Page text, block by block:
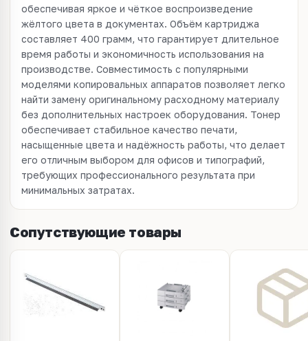
обеспечивая яркое и чёткое воспроизведение
жёлтого цвета в документах. Объём картриджа
составляет 400 грамм, что гарантирует длительное
время работы и экономичность использования на
производстве. Совместимость с популярными
моделями копировальных аппаратов позволяет легко
найти замену оригинальному расходному материалу
без дополнительных настроек оборудования. Тонер
обеспечивает стабильное качество печати,
насыщенные цвета и надёжность работы, что делает
его отличным выбором для офисов и типографий,
требующих профессионального результата при
минимальных затратах.
Сопутствующие товары